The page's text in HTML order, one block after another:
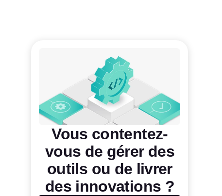
Vous contentez-
vous de gérer des
outils ou de livrer
des innovations ?